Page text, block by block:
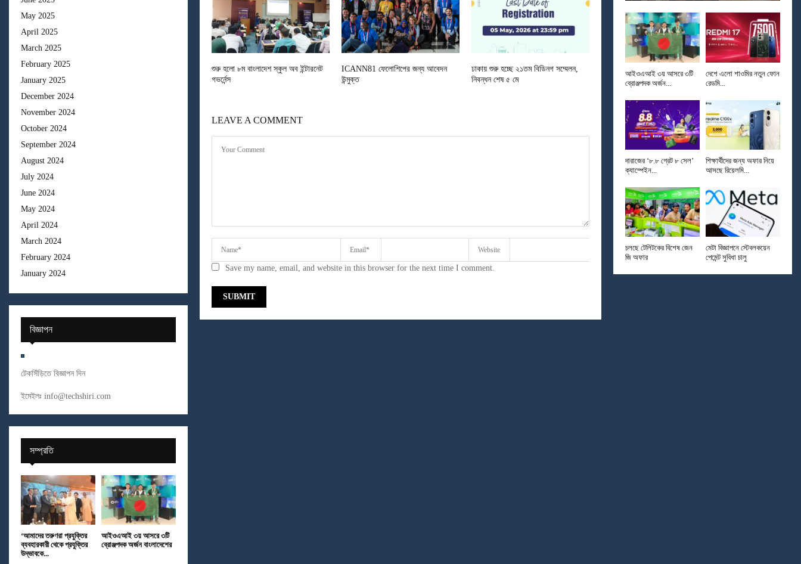
শুরু হলো ৮ম বাংলাদেশ স্কুল অব ইন্টারনেট
গভর্নেন্স
ICANN81 ফেলোশিপের জন্য আবেদন
উন্মুক্ত
ঢাকায় শুরু হচ্ছে ২১তম বিডিনগ সম্মেলন,
নিবন্ধন শেষ ৫ মে
LEAVE A COMMENT
Save my name, email, and website in this browser for the next time I comment.
May 2025
April 2025
March 2025
February 2025
January 2025
December 2024
November 2024
October 2024
September 2024
August 2024
July 2024
June 2024
May 2024
April 2024
March 2024
February 2024
January 2024
বিজ্ঞাপন
টেকসিঁড়িতে বিজ্ঞাপন দিন
ইমেইলঃ info@techshiri.com
সম্প্রতি
‘আমাদের তরুণরা প্রযুক্তির
ব্যবহারকারী থেকে প্রযুক্তির
উদ্ভাবকে...
আইওএআই ৩য় আসরে ৩টি
ব্রোঞ্জপদক অর্জন বাংলাদেশের
আইওএআই ৩য় আসরে ৩টি
ব্রোঞ্জপদক অর্জন...
দেশে এলো শাওমির নতুন ফোন
রেডমি...
দারাজের ‘৮.৮ গ্রেট ৮ সেল’
ক্যাম্পেইন...
শিক্ষার্থীদের জন্য অফার নিয়ে
আসছে রিয়েলমি...
চলছে টেলিটকের বিশেষ জেন
জি অফার
মেটা বিজ্ঞাপনে স্টেবলকয়েন
পেমেন্ট সুবিধা চালু